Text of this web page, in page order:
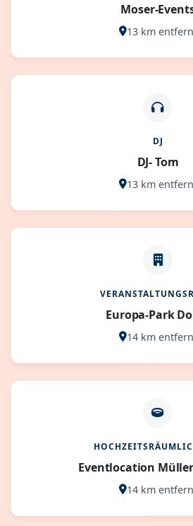
Moser-
13 km
DJ
DJ- Tom
13 km
Europa-Park
14 km
Eventlocation
14 km